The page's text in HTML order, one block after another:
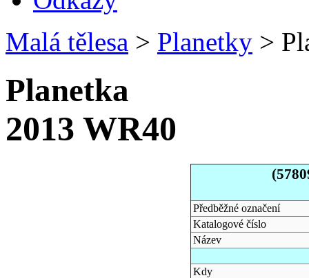
Malá tělesa > Planetky >
Planetka
2013 WR40
Předběžné označení
Katalogové číslo
Název
Kdy